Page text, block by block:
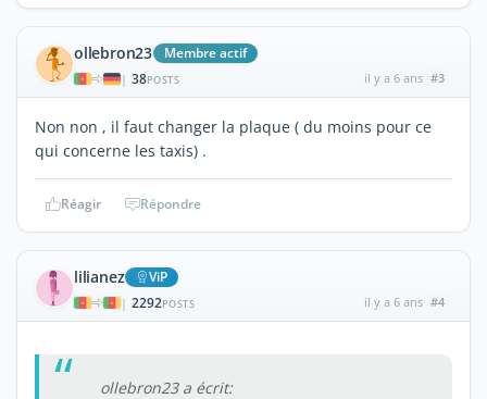
ollebron23 Membre actif
| 38POSTS il y a 6 ans #3
Non non , il faut changer la plaque ( du moins pour ce
qui concerne les taxis) .
Réagir Répondre
lilianez ViP
| 2292POSTS il y a 6 ans #4
ollebron23 a écrit: